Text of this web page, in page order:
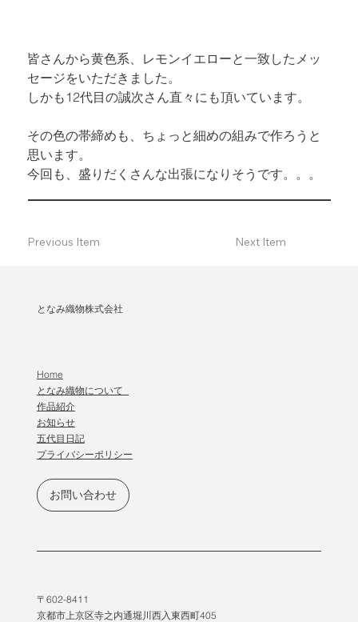
皆さんから黄色系、レモンイエローと一致したメッ
セージをいただきました。
しかも12代目の誠次さん直々にも頂いています。
その色の帯締めも、ちょっと細めの組みで作ろうと
思います。
今回も、盛りだくさんな出張になりそうです。。。
Next Item
Previous Item
となみ織物株式会社
お問い合わせ
〒602-8411
京都市上京区寺之内通堀川西入東西町405
Home
となみ織物について
作品紹介
​お知らせ
五代目日記
プライバシーポリシー